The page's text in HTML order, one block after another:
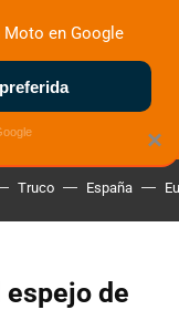
MOTOS ELÉCTRICAS
Truco España
de
×
en Google